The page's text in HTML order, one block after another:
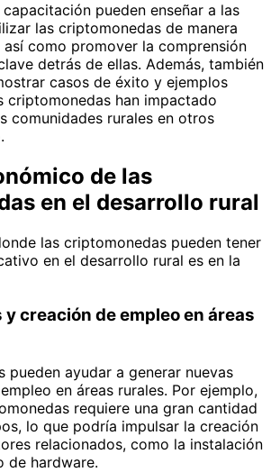
pueden enseñar a las
las criptomonedas de manera
como promover la comprensión
detrás de ellas. Además, también
casos de éxito y ejemplos
criptomonedas han impactado
comunidades rurales en otros
de las
en el desarrollo rural
las criptomonedas pueden tener
en el desarrollo rural es en la
creación de empleo en áreas
pueden ayudar a generar nuevas
en áreas rurales. Por ejemplo,
requiere una gran cantidad
lo que podría impulsar la creación
relacionados, como la instalación
de hardware.